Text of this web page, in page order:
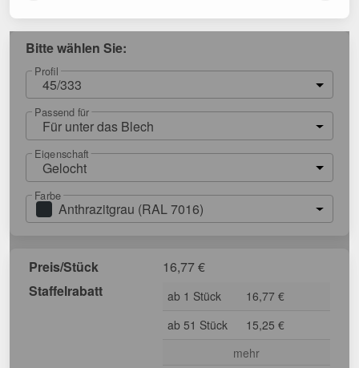
Bitte wählen Sie:
Profil
45/333
Passend für
Für unter das Blech
Eigenschaft
Gelocht
Farbe
Anthrazitgrau (RAL 7016)
Preis/Stück 16,77€
Staffelrabatt
ab 1 Stück
16,77 €
ab 51 Stück
15,25 €
mehr